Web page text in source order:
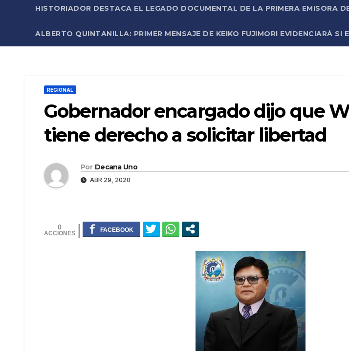
HISTORIADOR DESTACA EL LEGADO DOCUMENTAL DE LA PRIMERA EMISORA
ALBERTO QUINTANILLA: PRIMER MENSAJE DE KEIKO FUJIMORI EVIDENCIARÁ SI
REGIONAL
Gobernador encargado dijo que
tiene derecho a solicitar libertad
Por Decana Uno
ABR 29, 2020
0